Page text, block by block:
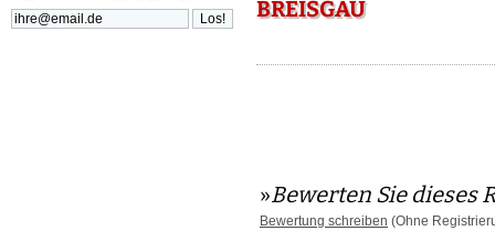
BREISGAU
»Bewerten Sie dieses
Bewertung schreiben (Ohne